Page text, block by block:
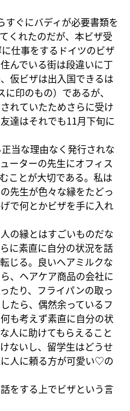
ぐにバディが必要書類を
くれたのだが、本ビザ受
仕事をするドイツのビザ
んでいる街は段違いに丁
仮ビザは出入国できるは
印のもの）であるが、
れていたためさらに受け
達はそれでも11月下旬に
当な理由なく発行されな
ーターの先生にオフィス
ことが大切である。私は
先生が色々な縁をたどっ
で何とかビザを手に入れ
の縁とはすごいものだな
に素直に自分の状況を話
じる。良いヘアミルクな
、ヘアケア商品の会社に
たり、フライパンの取っ
たら、偶然余っているフ
も考えず素直に自分の状
人に助けてもらえること
ないし、留学生はどうせ
人に頼る方が可愛い♡の
をする上でビザという言